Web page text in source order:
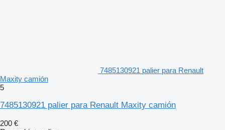
7485130921 palier para Renault
Maxity camión
5
7485130921 palier para Renault Maxity camión
200 €